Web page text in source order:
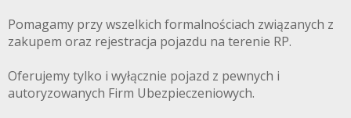
Pomagamy przy wszelkich formalnościach związanych z
zakupem oraz rejestracja pojazdu na terenie RP.
Oferujemy tylko i wyłącznie pojazd z pewnych i
autoryzowanych Firm Ubezpieczeniowych.